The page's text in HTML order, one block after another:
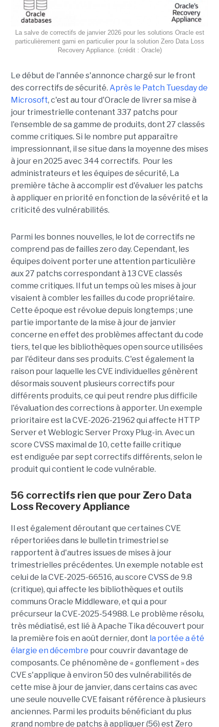
La salve de correctifs de janvier 2026 pour les solutions Oracle est
particulièrement garni en particulier pour la solution Zero Data Loss
Recovery Appliance. (crédit : Oracle)
Le début de l'année s'annonce chargé sur le front
des correctifs de sécurité. Après le Patch Tuesday de
Microsoft, c'est au tour d'Oracle de livrer sa mise à
jour trimestrielle contenant 337 patchs pour
l'ensemble de sa gamme de produits, dont 27 classés
comme critiques. Si le nombre put apparaître
impressionnant, il se situe dans la moyenne des mises
à jour en 2025 avec 344 correctifs. Pour les
administrateurs et les équipes de sécurité, La
première tâche à accomplir est d'évaluer les patchs
à appliquer en priorité en fonction de la sévérité et la
criticité des vulnérabilités.
Parmi les bonnes nouvelles, le lot de correctifs ne
comprend pas de failles zero day. Cependant, les
équipes doivent porter une attention particulière
aux 27 patchs correspondant à 13 CVE classés
comme critiques. Il fut un temps où les mises à jour
visaient à combler les failles du code propriétaire.
Cette époque est révolue depuis longtemps ; une
partie importante de la mise à jour de janvier
concerne en effet des problèmes affectant du code
tiers, tel que les bibliothèques open source utilisées
par l'éditeur dans ses produits. C'est également la
raison pour laquelle les CVE individuelles génèrent
désormais souvent plusieurs correctifs pour
différents produits, ce qui peut rendre plus difficile
l'évaluation des corrections à apporter. Un exemple
prioritaire est la CVE-2026-21962 qui affecte HTTP
Server et Weblogic Server Proxy Plug-in. Avec un
score CVSS maximal de 10, cette faille critique
est endiguée par sept correctifs différents, selon le
produit qui contient le code vulnérable.
56 correctifs rien que pour Zero Data
Loss Recovery Appliance
Il est également déroutant que certaines CVE
répertoriées dans le bulletin trimestriel se
rapportent à d'autres issues de mises à jour
trimestrielles précédentes. Un exemple notable est
celui de la CVE-2025-66516, au score CVSS de 9.8
(critique), qui affecte les bibliothèques et outils
communs Oracle Middleware, et qui a pour
précurseur la CVE-2025-54988. Le problème résolu,
très médiatisé, est lié à Apache Tika découvert pour
la première fois en août dernier, dont la portée a été
élargie en décembre pour couvrir davantage de
composants. Ce phénomène de « gonflement » des
CVE s'applique à environ 50 des vulnérabilités de
cette mise à jour de janvier, dans certains cas avec
une seule nouvelle CVE faisant référence à plusieurs
anciennes. Parmi les produits bénéficiant du plus
grand nombre de patchs à appliquer (56) est Zero